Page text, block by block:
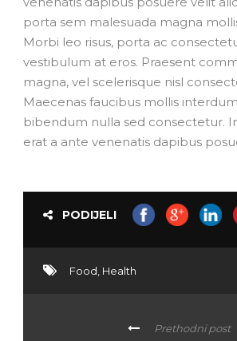
porta sem malesuada magna
Morbi leo risus, porta ac
vestibulum at eros. Praesent
magna, vel scelerisque nisl
Maecenas faucibus mollis
bibendum nulla sed consectetur.
erat a ante venenatis dapibus
PODIJELI
Food, Health
Prethodni post